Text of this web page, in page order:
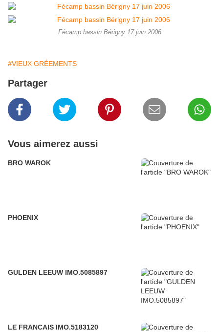
Fécamp bassin Bérigny 17 juin 2006
#VIEUX GRÉEMENTS
Partager
Vous aimerez aussi
BRO WAROK
PHOENIX
GULDEN LEEUW IMO.5085897
LE FRANCAIS IMO.5183120